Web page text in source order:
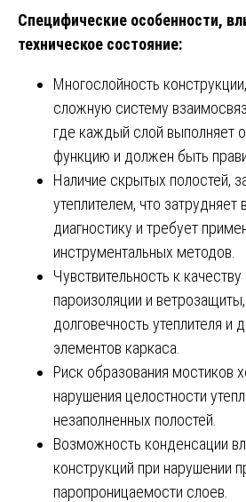
Специфические особенности,
техническое состояние:
Многослойность
сложную систему
где каждый слой выполняет
функцию и должен быть
Наличие скрытых полостей,
утеплителем, что затрудняет
диагностику и требует
инструментальных методов.
Чувствительность к
пароизоляции и
долговечность утеплителя и
элементов каркаса.
Риск образования мостиков
нарушения целостности
незаполненных полостей.
Возможность конденсации
конструкций при нарушении
паропроницаемости слоев.